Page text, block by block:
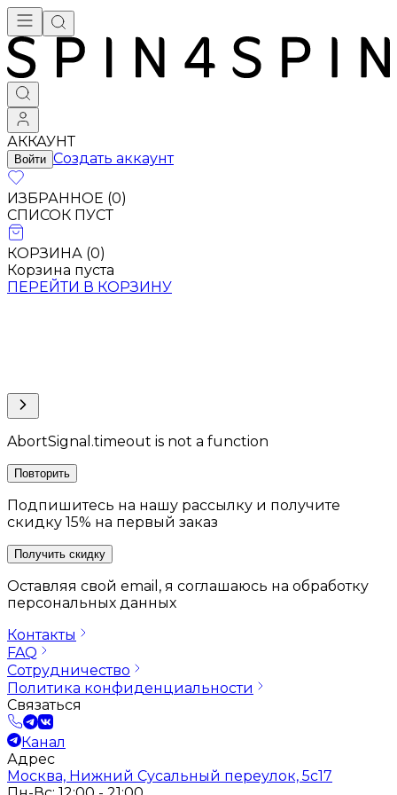
АККАУНТ
Войти Создать аккаунт
ИЗБРАННОЕ (0)
СПИСОК ПУСТ
КОРЗИНА (0)
Корзина пуста
ПЕРЕЙТИ В КОРЗИНУ
AbortSignal.timeout is not a function
Повторить
Подпишитесь на нашу рассылку и получите
скидку 15% на первый заказ
Получить скидку
Оставляя свой email, я соглашаюсь на обработку
персональных данных
Контакты
FAQ
Сотрудничество
Политика конфиденциальности
Связаться
Канал
Адрес
Москва, Нижний Сусальный переулок, 5с17